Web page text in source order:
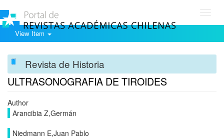
View Item
Revista de Historia
ULTRASONOGRAFIA DE TIROIDES
Author
Arancibia Z,Germán
Niedmann E,Juan Pablo